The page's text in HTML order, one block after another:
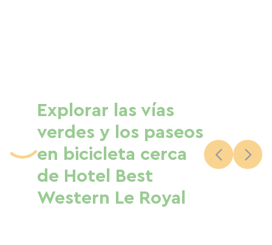
Explorar las vías
verdes y los paseos
en bicicleta cerca
de Hotel Best
Western Le Royal